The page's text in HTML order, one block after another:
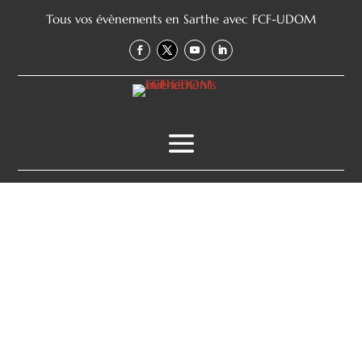
Tous vos évènements en Sarthe avec FCF-UDOM